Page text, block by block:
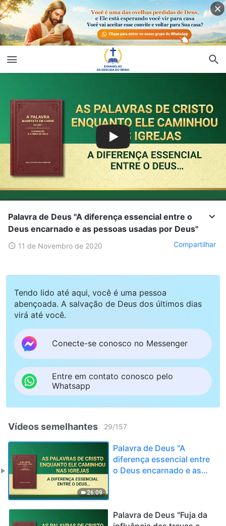
Palavra de Deus "A diferença essencial entre o
Deus encarnado e as pessoas usadas por Deus"
11 de Novembro de 2020 Compartilhar
Tendo lido até aqui, você é uma pessoa
abençoada. A salvação de Deus dos últimos dias
virá até você.
Conecte-se conosco no Messenger
Entre em contato conosco pelo
Whatsapp
Vídeos semelhantes 29/157
26:09
Palavra de Deus "A
diferença essencial entre
o Deus encarnado e as
Palavra de Deus "Fuja da